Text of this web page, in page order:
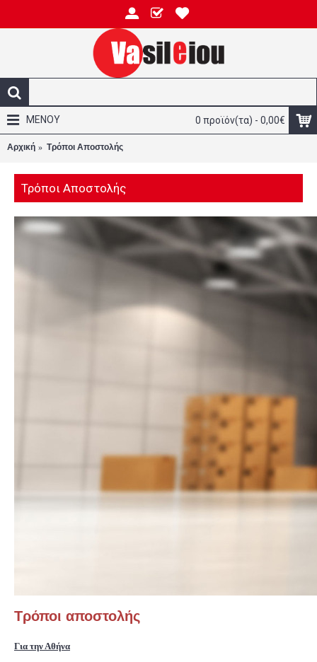
0 προϊόν(τα) - 0,00€
ΜΕΝΟΥ
Αρχική Τρόποι Αποστολής
Τρόποι Αποστολής
Τρόποι αποστολής
Για την Αθήνα